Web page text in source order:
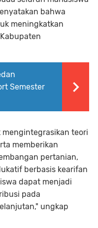
bahwa
meningkatkan
Semester
teori
memberikan
pertanian,
berbasis kearifan
dapat menjadi
pada
ungkap